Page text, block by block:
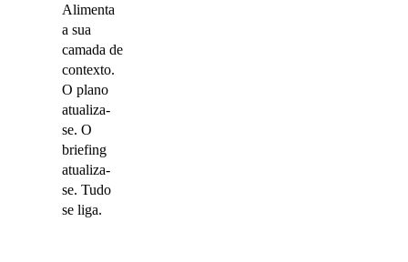
Alimenta
a sua
camada de
contexto.
O plano
atualiza-
se. O
briefing
atualiza-
se. Tudo
se liga.